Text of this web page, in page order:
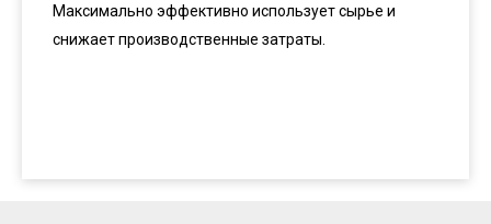
Максимально эффективно использует сырье и
снижает производственные затраты.